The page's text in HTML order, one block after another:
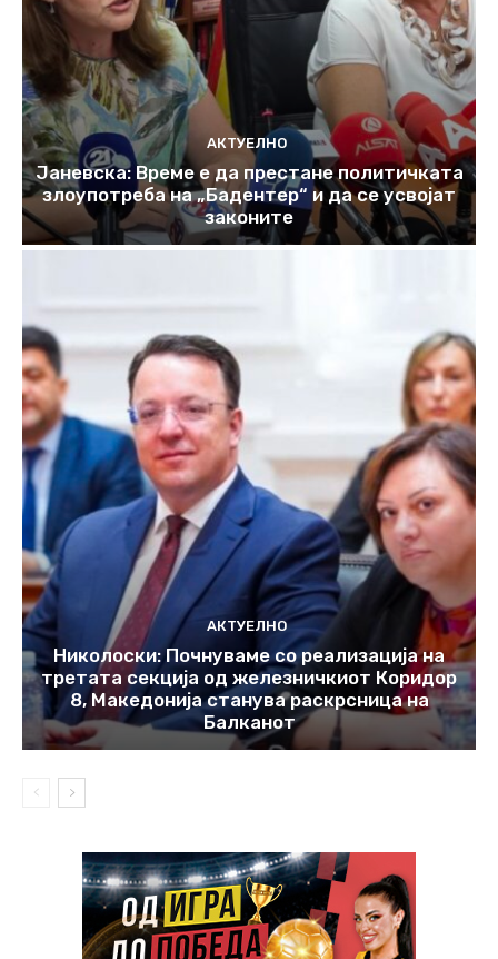
АКТУЕЛНО
Јаневска: Време е да престане политичката
злоупотреба на „Бадентер“ и да се усвојат
законите
АКТУЕЛНО
Николоски: Почнуваме со реализација на
третата секција од железничкиот Коридор
8, Македонија станува раскрсница на
Балканот